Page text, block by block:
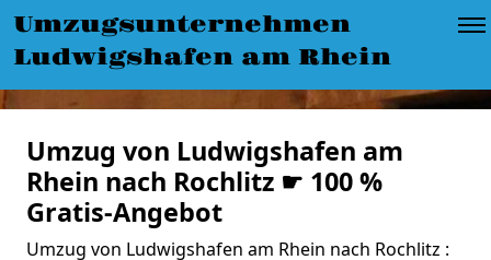
Umzugsunternehmen
Ludwigshafen am Rhein
Umzug von Ludwigshafen am
Rhein nach Rochlitz ☛ 100 %
Gratis-Angebot
Umzug von Ludwigshafen am Rhein nach Rochlitz :